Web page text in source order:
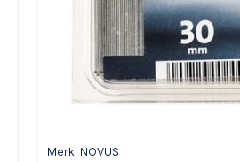
Merk: NOVUS